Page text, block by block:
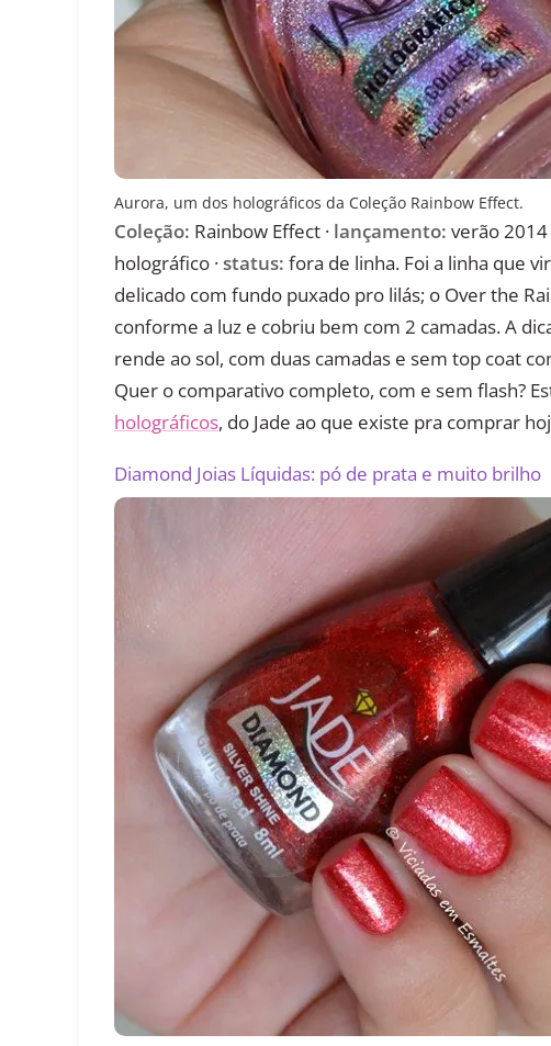
Aurora, um dos holográficos da Coleção Rainbow Effect.
Coleção: Rainbow Effect · lançamento: verão 2014
holográfico ·status: fora de linha. Foi a linha que
delicado com fundo puxado pro lilás; o Over the
conforme a luz e cobriu bem com 2 camadas. A
rende ao sol, com duas camadas e sem top coat
Quer o comparativo completo, com e sem flash?
holográficos, do Jade ao que existe pra comprar
Diamond Joias Líquidas: pó de prata e muito brilho